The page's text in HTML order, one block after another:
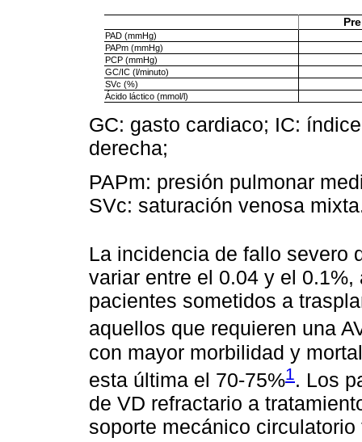
PAD (mmHg)
PAPm (mmHg)
PCP (mmHg)
GC/IC (l/minuto)
SVc (%)
Ácido láctico (mmol/l)
GC: gasto cardiaco; IC:
derecha;
PAPm: presión pulmonar
SVc: saturación venosa
La incidencia de fallo severo
variar entre el 0.04 y el
pacientes sometidos a
aquellos que requieren una
con mayor morbilidad y
esta última el 70-75%1. Los
de VD refractario a
soporte mecánico